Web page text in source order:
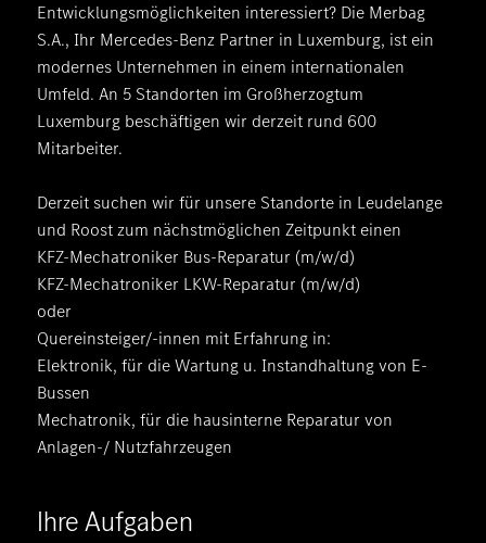
Entwicklungsmöglichkeiten interessiert? Die Merbag
S.A., Ihr Mercedes-Benz Partner in Luxemburg, ist ein
modernes Unternehmen in einem internationalen
Umfeld. An 5 Standorten im Großherzogtum
Luxemburg beschäftigen wir derzeit rund 600
Mitarbeiter.
Derzeit suchen wir für unsere Standorte in Leudelange
und Roost zum nächstmöglichen Zeitpunkt einen
KFZ-Mechatroniker Bus-Reparatur (m/w/d)
KFZ-Mechatroniker LKW-Reparatur (m/w/d)
oder
Quereinsteiger/-innen mit Erfahrung in:
Elektronik, für die Wartung u. Instandhaltung von E-
Bussen
Mechatronik, für die hausinterne Reparatur von
Anlagen-/ Nutzfahrzeugen
Ihre Aufgaben